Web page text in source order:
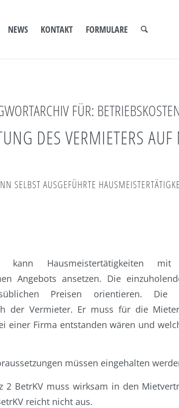
NEWS KONTAKT FORMULARE
FÜR:
DES VERMIETERS AUF
SELBST AUSGEFÜHRTE
kann Hausmeistertätigkeiten
Angebots ansetzen. Die
Preisen orientieren. Die
der Vermieter. Er muss für die
einer Firma entstanden wären und
müssen eingehalten
2 BetrKV muss wirksam in den
reicht nicht aus.